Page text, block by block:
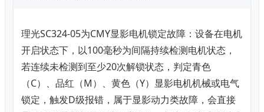
理光SC324-05为CMY显影电机锁定故障：设备在电机
开启状态下，以100毫秒为间隔持续检测电机状态，
若连续未检测到至少20次解锁状态，判定青色
（C）、品红（M）、黄色（Y）显影电机机械或电气
锁定，触发D级报错，属于显影动力类故障，会直接